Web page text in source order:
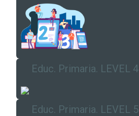
Educ. Primaria. LEVEL 4
Educ. Primaria. LEVEL 5